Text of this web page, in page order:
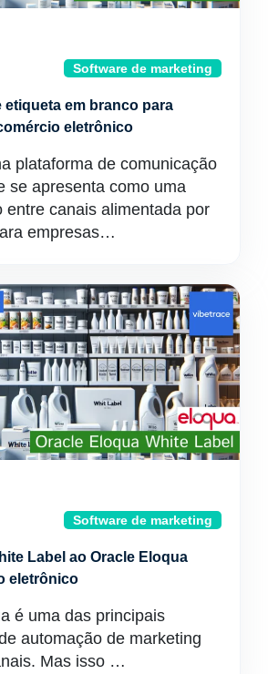
Software de marketing
etiqueta em branco para
eletrônico
plataforma de comunicação
se apresenta como uma
entre canais alimentada por
empresas…
Software de marketing
Label ao Oracle Eloqua
eletrônico
é uma das principais
automação de marketing
Mas isso …